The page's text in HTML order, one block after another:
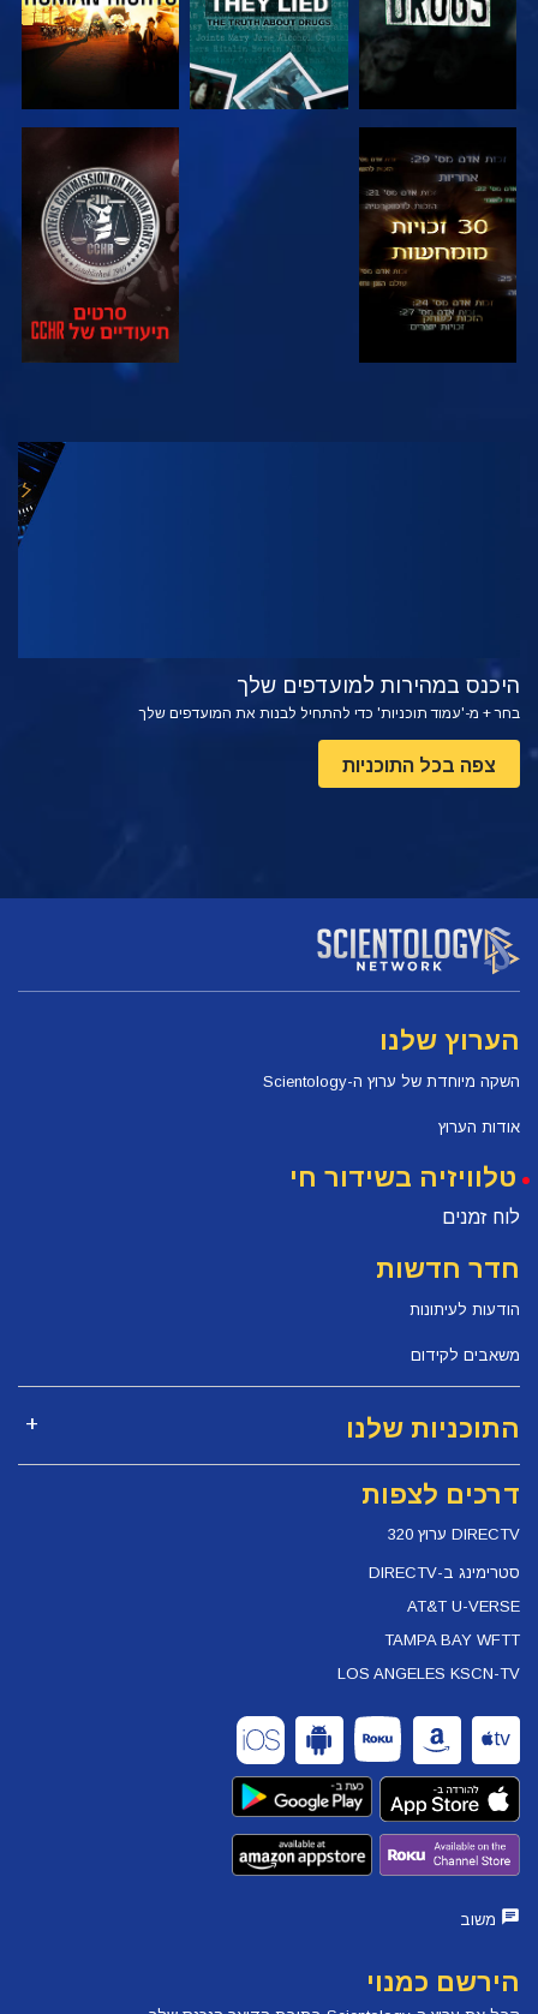
צפה צפה
בדוק את הסדרה
היכנס במהירות למועדפים שלך
בחר + מ-'עמוד תוכניות' כדי להתחיל לבנות את המועדפים שלך
צפה בכל התוכניות
הערוץ שלנו
השקה מיוחדת של ערוץ ה-Scientology
אודות הערוץ
טלוויזיה בשידור חי
לוח זמנים
חדר חדשות
הודעות לעיתונות
משאבים לקידום
התוכניות שלנו
דרכים לצפות
DIRECTV ערוץ 320
סטרימינג ב-DIRECTV
AT&T U-VERSE
TAMPA BAY WFTT
LOS ANGELES KSCN-TV
משוב
הירשם כמנוי